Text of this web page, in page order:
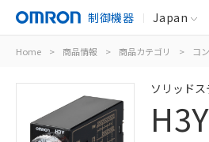
制御機器 Japan
Home > 商品情報 > 商品カテゴリ > コ
ソリッド